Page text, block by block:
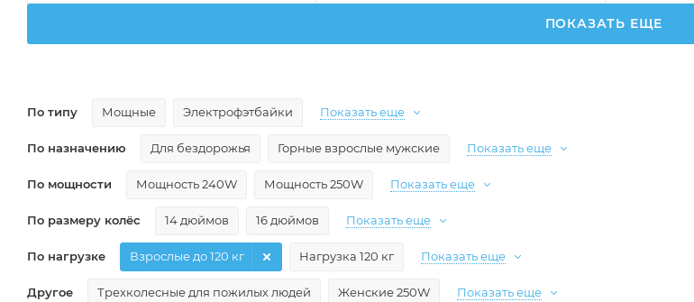
ПОКАЗАТЬ ЕЩЕ
По типу Мощные Электрофэтбайки Показать еще
По назначению Для бездорожья Горные взрослые мужские Показать еще
По мощности Мощность 240W Мощность 250W Показать еще
По размеру колёс 14 дюймов 16 дюймов Показать еще
По нагрузке Взрослые до 120 кг Нагрузка 120 кг Показать еще
Другое Трехколесные для пожилых людей Женские 250W Показать еще